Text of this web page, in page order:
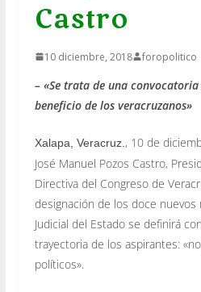
Castro
10 diciembre, 2018 foropolitico
– «Se trata de una
beneficio de los veracruzanos»
Xalapa, Veracruz. , 10 de
José Manuel Pozos Castro,
Directiva del Congreso de
designación de los doce nuevos
Judicial del Estado se definirá
trayectoria de los aspirantes:
políticos».